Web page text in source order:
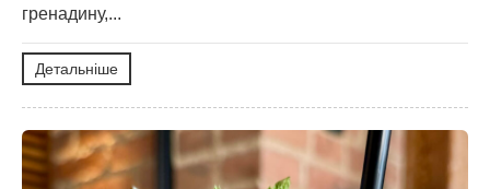
гренадину,...
Детальніше